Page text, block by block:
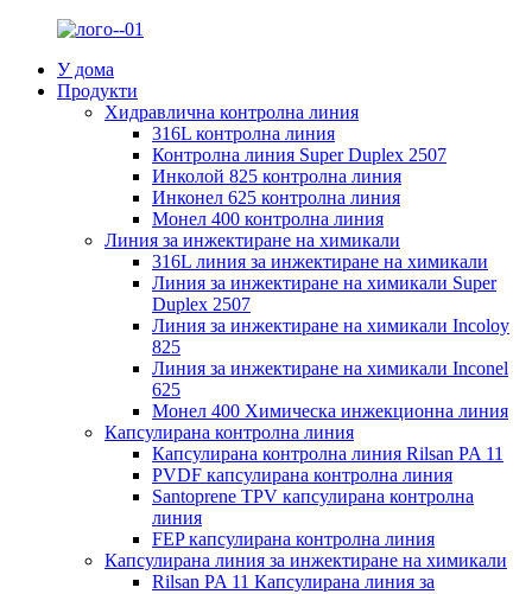
У дома
Продукти
Хидравлична контролна линия
316L контролна линия
Контролна линия Super Duplex 2507
Инколой 825 контролна линия
Инконел 625 контролна линия
Монел 400 контролна линия
Линия за инжектиране на химикали
316L линия за инжектиране на химикали
Линия за инжектиране на химикали Super
Duplex 2507
Линия за инжектиране на химикали Incoloy
825
Линия за инжектиране на химикали Inconel
625
Монел 400 Химическа инжекционна линия
Капсулирана контролна линия
Капсулирана контролна линия Rilsan PA 11
PVDF капсулирана контролна линия
Santoprene TPV капсулирана контролна
линия
FEP капсулирана контролна линия
Капсулирана линия за инжектиране на химикали
Rilsan PA 11 Капсулирана линия за